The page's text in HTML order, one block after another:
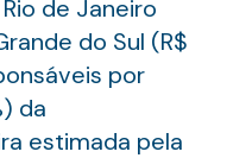
de Janeiro
do Sul (R$
por
da
estimada pela